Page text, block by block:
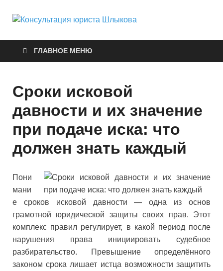
юриста
ГЛАВНОЕ МЕНЮ
Сроки исковой
давности и их значение
при подаче иска: что
должен знать каждый
Пони
мани
е сроков исковой давности — одна из основ
грамотной юридической защиты своих прав. Этот
комплекс правил регулирует, в какой период после
нарушения права инициировать судебное
разбирательство. Превышение определённого
законом срока лишает истца возможности защитить